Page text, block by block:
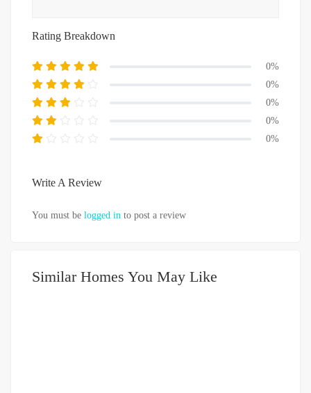
Rating Breakdown
0%
0%
0%
0%
0%
Write A Review
You must be logged in to post a review
Similar Homes You May Like